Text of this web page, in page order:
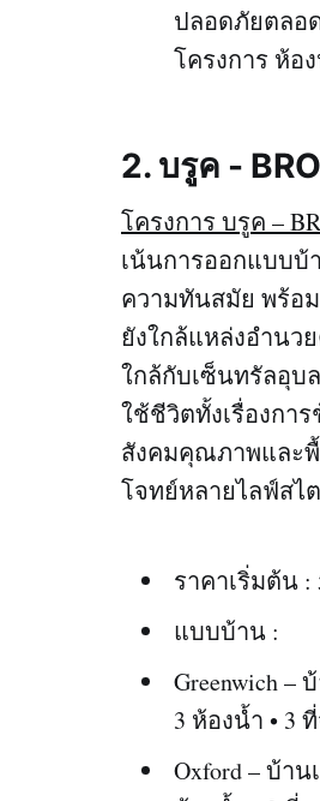
ปลอดภัยตลอด
โครงการ ห้อ
2. บรูค -
โครงการ บรูค –
เน้นการออกแบบบ้
ความทันสมัย พร้อ
ยังใกล้แหล่งอำนว
ใกล้กับเซ็นทรัลอุบ
ใช้ชีวิตทั้งเรื่องกา
สังคมคุณภาพและ
โจทย์หลายไลฟ์สไ
ราคาเริ่มต้น
แบบบ้าน :
Greenwich –
3 ห้องน้ำ • 3
Oxford – บ้า